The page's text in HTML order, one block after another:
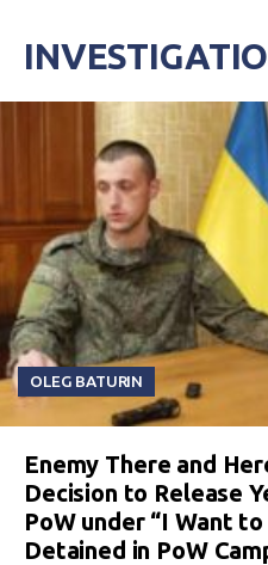
OLEG BATURIN
Enemy There and
Decision to Release
PoW under “I Want
Detained in PoW